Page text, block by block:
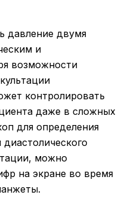
давление двумя
и
возможности
контролировать
даже в сложных
для определения
можно
на экране во время